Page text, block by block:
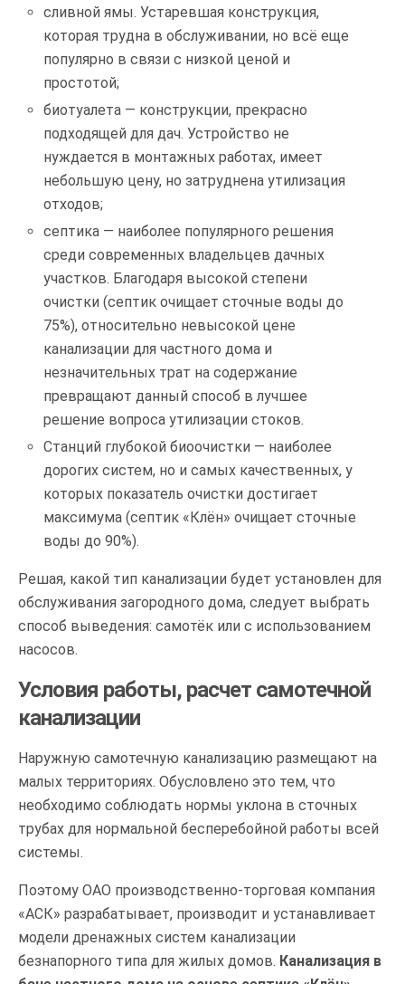
сливной ямы. Устаревшая конструкция,
которая трудна в обслуживании, но всё еще
популярно в связи с низкой ценой и
простотой;
биотуалета — конструкции, прекрасно
подходящей для дач. Устройство не
нуждается в монтажных работах, имеет
небольшую цену, но затруднена утилизация
отходов;
септика — наиболее популярного решения
среди современных владельцев дачных
участков. Благодаря высокой степени
очистки (септик очищает сточные воды до
75%), относительно невысокой цене
канализации для частного дома и
незначительных трат на содержание
превращают данный способ в лучшее
решение вопроса утилизации стоков.
Станций глубокой биоочистки — наиболее
дорогих систем, но и самых качественных, у
которых показатель очистки достигает
максимума (септик «Клён» очищает сточные
воды до 90%).
Решая, какой тип канализации будет установлен для
обслуживания загородного дома, следует выбрать
способ выведения: самотёк или с использованием
насосов.
Условия работы, расчет самотечной
канализации
Наружную самотечную канализацию размещают на
малых территориях. Обусловлено это тем, что
необходимо соблюдать нормы уклона в сточных
трубах для нормальной бесперебойной работы всей
системы.
Поэтому ОАО производственно-торговая компания
«АСК» разрабатывает, производит и устанавливает
модели дренажных систем канализации
безнапорного типа для жилых домов. Канализация в